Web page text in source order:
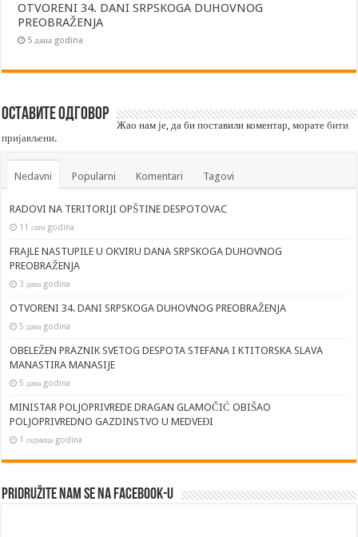
OTVORENI 34. DANI SRPSKOGA DUHOVNOG
PREOBRAŽENJA
5 дана godina
Оставите одговор
Жао нам је, да би поставили коментар, моратебити
пријављени.
Nedavni Popularni Komentari Tagovi
RADOVI NA TERITORIJI OPŠTINE DESPOTOVAC
11 сати godina
FRAJLE NASTUPILE U OKVIRU DANA SRPSKOGA DUHOVNOG
PREOBRAŽENJA
3 дана godina
OTVORENI 34. DANI SRPSKOGA DUHOVNOG PREOBRAŽENJA
5 дана godina
OBELEŽEN PRAZNIK SVETOG DESPOTA STEFANA I KTITORSKA SLAVA
MANASTIRA MANASIJE
5 дана godina
MINISTAR POLJOPRIVREDE DRAGAN GLAMOČIĆ OBIŠAO
POLJOPRIVREDNO GAZDINSTVO U MEDVEĐI
1 седмица godina
Pridružite nam se na Facebook-u